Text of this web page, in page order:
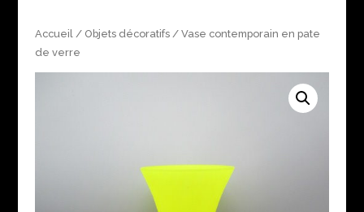
Accueil/ Objets décoratifs/ Vase contemporain en pate
de verre